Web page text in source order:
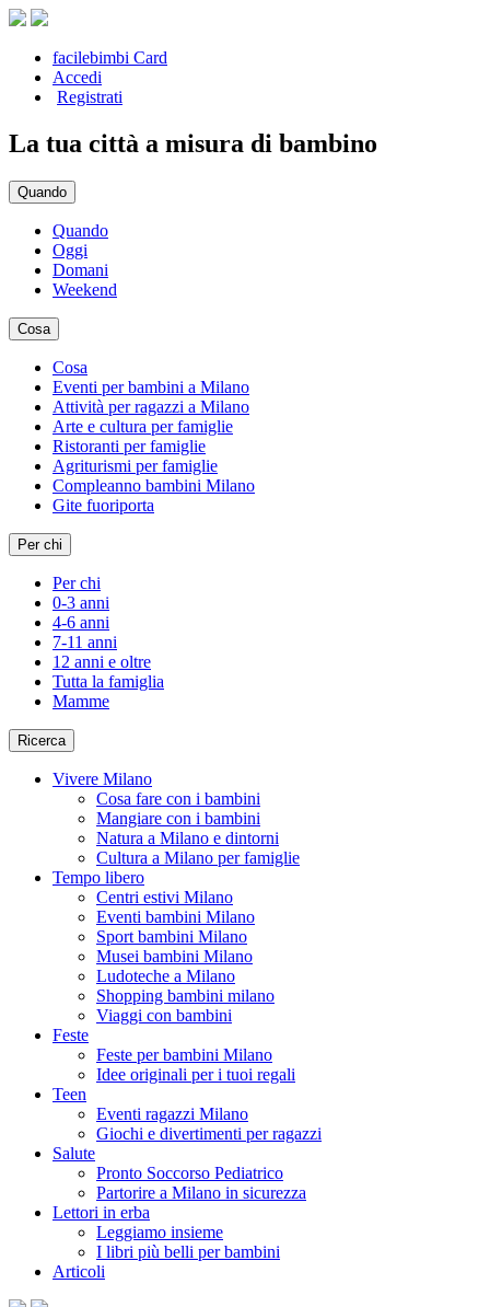
facilebimbi Card
Accedi
Registrati
La tua città a misura di bambino
Quando
Quando
Oggi
Domani
Weekend
Cosa
Cosa
Eventi per bambini a Milano
Attività per ragazzi a Milano
Arte e cultura per famiglie
Ristoranti per famiglie
Agriturismi per famiglie
Compleanno bambini Milano
Gite fuoriporta
Per chi
Per chi
0-3 anni
4-6 anni
7-11 anni
12 anni e oltre
Tutta la famiglia
Mamme
Ricerca
Vivere Milano
Cosa fare con i bambini
Mangiare con i bambini
Natura a Milano e dintorni
Cultura a Milano per famiglie
Tempo libero
Centri estivi Milano
Eventi bambini Milano
Sport bambini Milano
Musei bambini Milano
Ludoteche a Milano
Shopping bambini milano
Viaggi con bambini
Feste
Feste per bambini Milano
Idee originali per i tuoi regali
Teen
Eventi ragazzi Milano
Giochi e divertimenti per ragazzi
Salute
Pronto Soccorso Pediatrico
Partorire a Milano in sicurezza
Lettori in erba
Leggiamo insieme
I libri più belli per bambini
Articoli